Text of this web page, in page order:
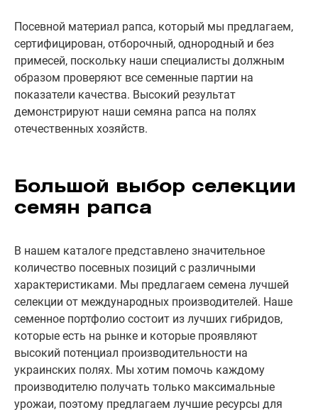
Посевной материал рапса, который мы предлагаем,
сертифицирован, отборочный, однородный и без
примесей, поскольку наши специалисты должным
образом проверяют все семенные партии на
показатели качества. Высокий результат
демонстрируют наши семяна рапса на полях
отечественных хозяйств.
Большой выбор селекции
семян рапса
В нашем каталоге представлено значительное
количество посевных позиций с различными
характеристиками. Мы предлагаем семена лучшей
селекции от международных производителей. Наше
семенное портфолио состоит из лучших гибридов,
которые есть на рынке и которые проявляют
высокий потенциал производительности на
украинских полях. Мы хотим помочь каждому
производителю получать только максимальные
урожаи, поэтому предлагаем лучшие ресурсы для